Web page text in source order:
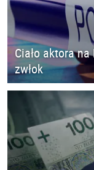
Ciało aktora
zwłok